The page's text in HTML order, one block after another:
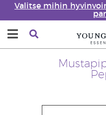
Valitse mihin